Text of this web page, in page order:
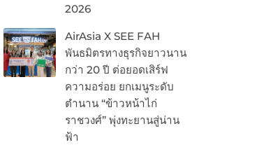
2026
AirAsia X SEE FAH
พันธมิตรทางธุรกิจยาวนาน
กว่า 20 ปี ต่อยอดเสิร์ฟ
ความอร่อย ยกเมนูระดับ
ตำนาน “ข้าวหน้าไก่
ราชวงศ์” พุ่งทะยานสู่น่าน
ฟ้า